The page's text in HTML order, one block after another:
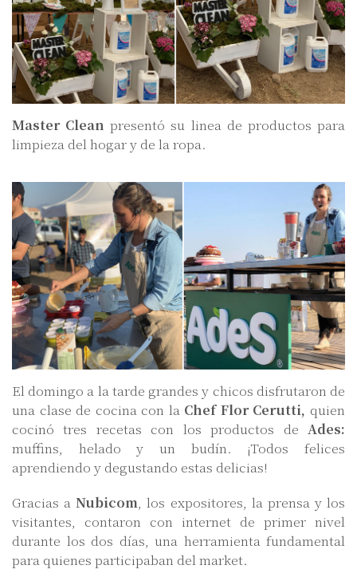
Master Clean presentó su linea de productos para
limpieza del hogar y de la ropa.
El domingo a la tarde grandes y chicos disfrutaron de
una clase de cocina con la Chef Flor Cerutti, quien
cocinó tres recetas con los productos de Ades:
muffins, helado y un budín. ¡Todos felices
aprendiendo y degustando estas delicias!
Gracias aNubicom, los expositores, la prensa y los
visitantes, contaron con internet de primer nivel
durante los dos días, una herramienta fundamental
para quienes participaban del market.